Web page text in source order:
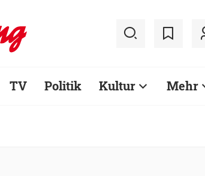
TV Politik Kultur Mehr